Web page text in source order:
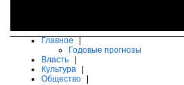
Главное
Годовые прогнозы
Власть
Культура
Общество